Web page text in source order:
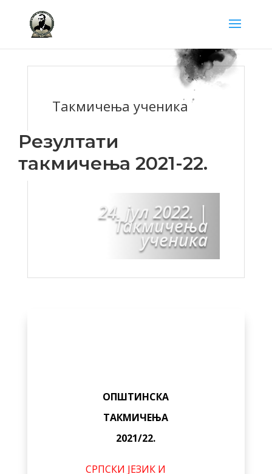
Такмичења ученика
Резултати
такмичења 2021-22.
24. јул 2022. |
Такмичења
ученика
ОПШТИНСКА
ТАКМИЧЕЊА
2021/22.
СРПСКИ ЈЕЗИК И